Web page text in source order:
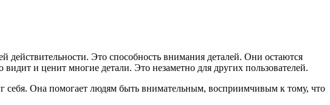
действительности. Это способность внимания деталей. Они остаются
и ценит многие детали. Это незаметно для других пользователей.
себя. Она помогает людям быть внимательным, восприимчивым к тому, что